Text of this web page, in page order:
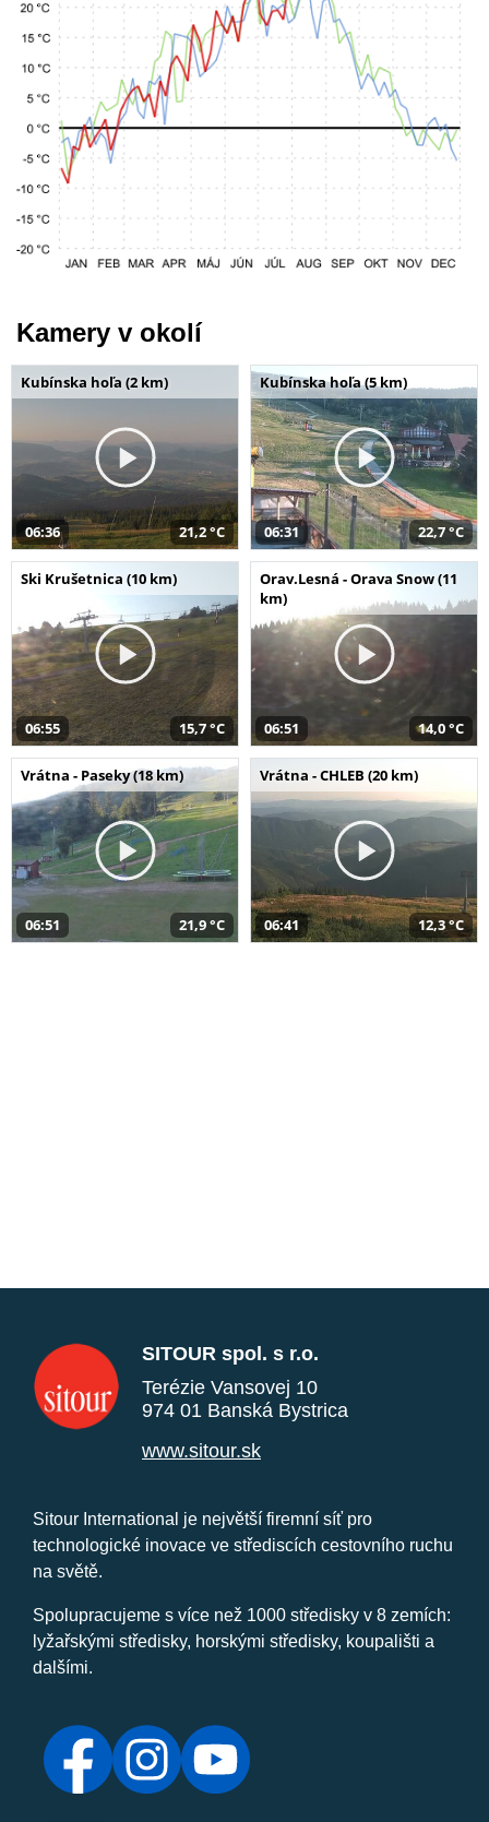
Kamery v okolí
Kubínska hoľa (2 km)
06:36 21,2 °C
Kubínska hoľa (5 km)
06:31 22,7 °C
Ski Krušetnica (10 km)
06:55 15,7 °C
Orav.Lesná - Orava Snow (11
km)
06:51 14,0 °C
Vrátna - Paseky (18 km)
06:51 21,9 °C
Vrátna - CHLEB (20 km)
06:41 12,3 °C
SITOUR spol. s r.o.
Terézie Vansovej 10
974 01 Banská Bystrica
www.sitour.sk
Sitour International je největší firemní síť pro
technologické inovace ve střediscích cestovního ruchu
na světě.
Spolupracujeme s více než 1000 středisky v 8 zemích:
lyžařskými středisky, horskými středisky, koupališti a
dalšími.